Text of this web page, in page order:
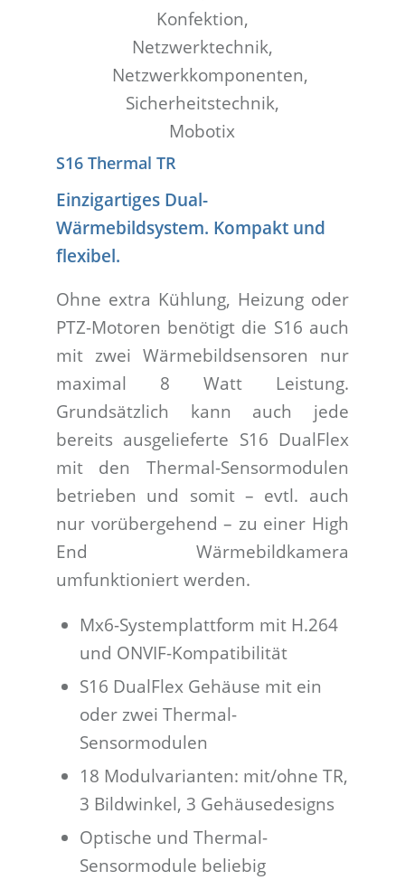
S16 Thermal TR
Einzigartiges Dual-
Wärmebildsystem. Kompakt und
flexibel.
Ohne extra Kühlung, Heizung oder
PTZ-Motoren benötigt die S16 auch
mit zwei Wärmebildsensoren nur
maximal 8 Watt Leistung.
Grundsätzlich kann auch jede
bereits ausgelieferte S16 DualFlex
mit den Thermal-Sensormodulen
betrieben und somit – evtl. auch
nur vorübergehend – zu einer High
End Wärmebildkamera
umfunktioniert werden.
Mx6-Systemplattform mit H.264
und ONVIF-Kompatibilität
S16 DualFlex Gehäuse mit ein
oder zwei Thermal-
Sensormodulen
18 Modulvarianten: mit/ohne TR,
3 Bildwinkel, 3 Gehäusedesigns
Optische und Thermal-
Sensormodule beliebig